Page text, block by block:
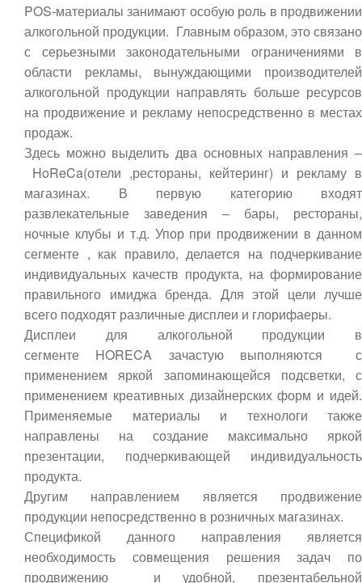
POS-материалы занимают особую роль в продвижении
алкогольной продукции. Главным образом, это связано
с серьезными законодательными ограничениями в
области рекламы, вынуждающими производителей
алкогольной продукции направлять больше ресурсов
на продвижение и рекламу непосредственно в местах
продаж.
Здесь можно выделить два основных направления –
HoReCa(отели ,рестораны, кейтеринг) и рекламу в
магазинах. В первую категорию входят
развлекательные заведения – бары, рестораны,
ночные клубы и т.д. Упор при продвижении в данном
сегменте , как правило, делается на подчеркивание
индивидуальных качеств продукта, на формирование
правильного имиджа бренда. Для этой цели лучше
всего подходят различные дисплеи и глорифаеры.
Дисплеи для алкогольной продукции в
сегменте HORECA зачастую выполняются с
применением яркой запоминающейся подсветки, с
применением креативных дизайнерских форм и идей.
Применяемые материалы и технологи также
направлены на создание максимально яркой
презентации, подчеркивающей индивидуальность
продукта.
Другим направлением является продвижение
продукции непосредственно в розничных магазинах.
Спецификой данного направления является
необходимость совмещения решения задач по
продвижению и удобной, презентабельной